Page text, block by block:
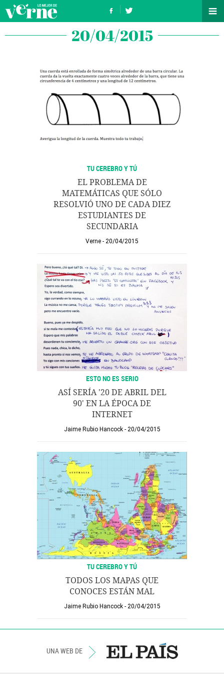
20/04/2015
TU CEREBRO Y TÚ
EL PROBLEMA DE
MATEMÁTICAS QUE SÓLO
RESOLVIÓ UNO DE CADA DIEZ
ESTUDIANTES DE
SECUNDARIA
Verne 20/04/2015
ESTO NO ES SERIO
ASÍ SERÍA '20 DE ABRIL DEL
90' EN LA ÉPOCA DE
INTERNET
Jaime Rubio Hancock 20/04/2015
TU CEREBRO Y TÚ
TODOS LOS MAPAS QUE
CONOCES ESTÁN MAL
Jaime Rubio Hancock 20/04/2015
UNA WEB DE